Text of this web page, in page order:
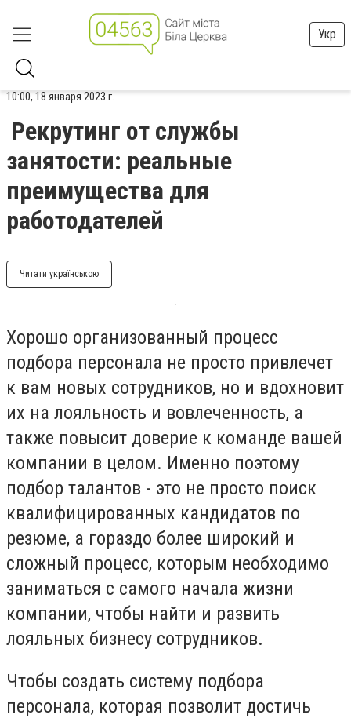
Укр
10:00, 18 января 2023 г.
Рекрутинг от службы
занятости: реальные
преимущества для
работодателей
Читати українською
Хорошо организованный процесс
подбора персонала не просто привлечет
к вам новых сотрудников, но и вдохновит
их на лояльность и вовлеченность, а
также повысит доверие к команде вашей
компании в целом. Именно поэтому
подбор талантов - это не просто поиск
квалифицированных кандидатов по
резюме, а гораздо более широкий и
сложный процесс, которым необходимо
заниматься с самого начала жизни
компании, чтобы найти и развить
лояльных бизнесу сотрудников.
Чтобы создать систему подбора
персонала, которая позволит достичь